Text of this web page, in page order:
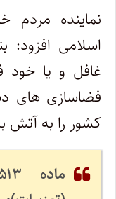
نماینده
اسلامی افزود:
غافل و یا خود
فضاسازی های
کشور را به آتش